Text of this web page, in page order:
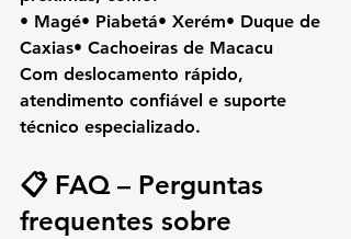
• Magé• Piabetá• Xerém• Duque de
Caxias• Cachoeiras de Macacu
Com deslocamento rápido,
atendimento confiável e suporte
técnico especializado.
📋 FAQ – Perguntas
frequentes sobre